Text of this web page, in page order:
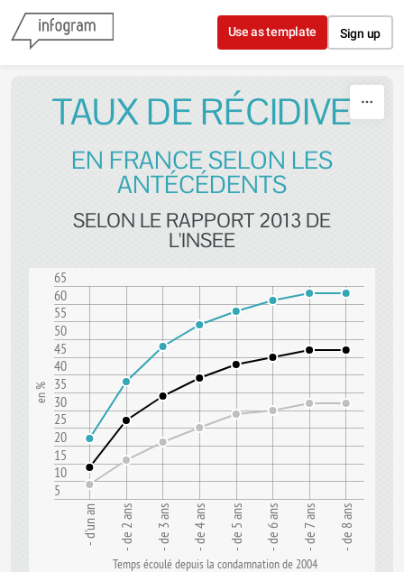
Skip to content
Use as template Sign up
TAUX DE RÉCIDIVE
EN FRANCE SELON LES
ANTÉCÉDENTS
SELON LE RAPPORT 2013 DE
L'INSEE
5
10
15
20
25
30
35
40
45
50
55
60
65
- d'un an - de 2 ans - de 3 ans - de 4 ans - de 5 ans - de 6 ans - de 7 ans - de 8 ans
en %
Temps écoulé depuis la condamnation de 2004